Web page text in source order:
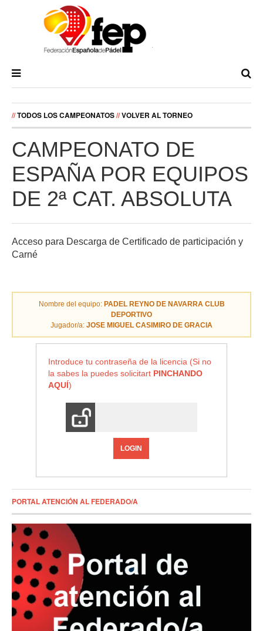
//TODOS LOS CAMPEONATOS//VOLVER AL TORNEO
CAMPEONATO DE
ESPAÑA POR EQUIPOS
DE 2ª CAT. ABSOLUTA
Acceso para Descarga de Certificado de participación y
Carné
Nombre del equipo: PADEL REYNO DE NAVARRA CLUB
DEPORTIVO
Jugador/a: JOSE MIGUEL CASIMIRO DE GRACIA
Introduce tu contraseña de la licencia (Si no
la sabes la puedes solicitart PINCHANDO
AQUÍ)
LOGIN
PORTAL ATENCIÓN AL FEDERADO/A